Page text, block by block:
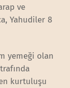
ve
Yahudiler 8
yemeği olan
kurtuluşu